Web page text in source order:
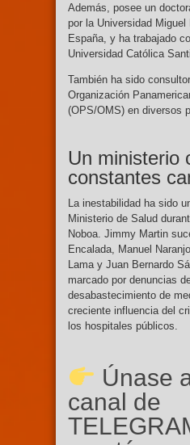
Además, posee un
por la Universidad Miguel
España, y ha trabajado
Universidad Católica
También ha sido
Organización
(OPS/OMS) en diversos
Un ministerio
constantes
La inestabilidad ha sido
Ministerio de Salud
Noboa. Jimmy Martin
Encalada, Manuel
Lama y Juan Bernardo
marcado por denuncias
desabastecimiento de
creciente influencia del
los hospitales públicos.
Únase
canal de